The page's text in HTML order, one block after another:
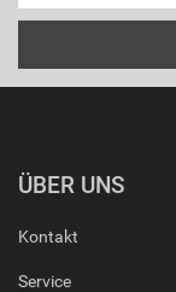
ÜBER UNS
Kontakt
Service